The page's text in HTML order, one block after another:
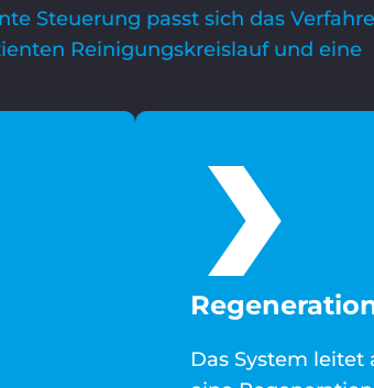
Steuerung passt sich das
Reinigungskreislauf und eine
Das System leitet